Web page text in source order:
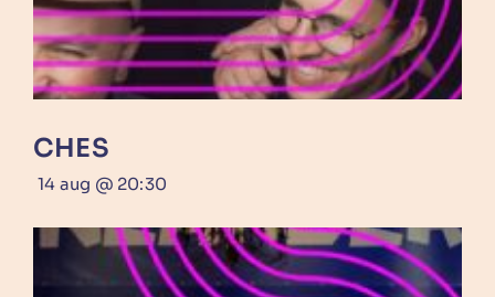
CHES
14 aug @ 20:30